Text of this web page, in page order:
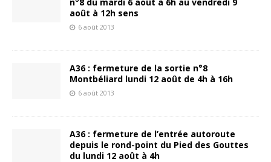
août à 12h sens
6 août 2013
A36 : fermeture de la sortie n°8
Montbéliard lundi 12 août de 4h à 16h
6 août 2013
A36 : fermeture de l’entrée autoroute
depuis le rond-point du Pied des Gouttes
du lundi 12 août à 4h